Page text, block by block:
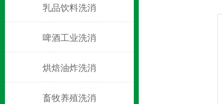
乳品饮料洗消
啤酒工业洗消
烘焙油炸洗消
畜牧养殖洗消